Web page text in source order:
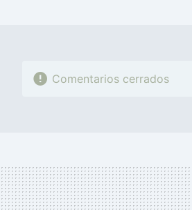
Comentarios cerrados